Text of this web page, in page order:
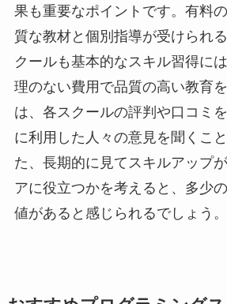
果も重要なポイントです。有料
質な教材と個別指導が受けられ
クールも基本的なスキル習得に
理のない費用で品質の高い教育
は、各スクールの評判や口コミ
に利用した人々の意見を聞くこ
た、長期的に見てスキルアップ
アに役立つかを考えると、多少
値があると感じられるでしょう。